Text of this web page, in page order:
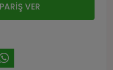
VER